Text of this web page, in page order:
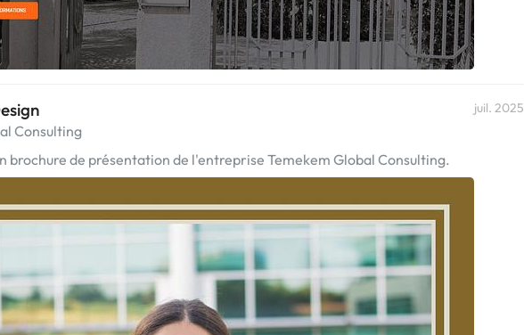
Consulting
juil. 2025
brochure de présentation de l'entreprise Temekem Global Consulting.